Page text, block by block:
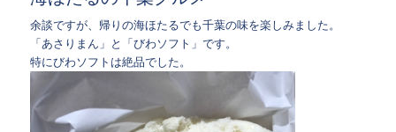
余談ですが、帰りの海ほたるでも千葉の味を楽しみました。
「あさりまん」と「びわソフト」です。
特にびわソフトは絶品でした。